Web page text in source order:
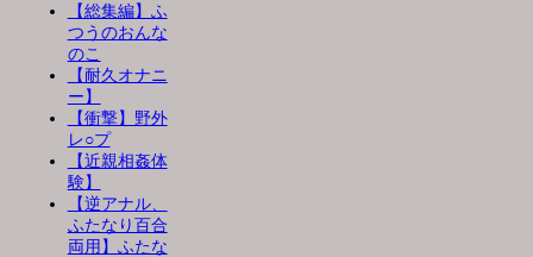
【総集編】ふ
つうのおんな
のこ
【耐久オナニ
ー】
【衝撃】野外
レ○プ
【近親相姦体
験】
【逆アナル、
ふたなり百合
両用】ふたな